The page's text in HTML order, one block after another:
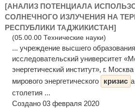
[АНАЛИЗ ПОТЕНЦИАЛА
СОЛНЕЧНОГО ИЗЛУЧЕНИЯ НА
РЕСПУБЛИКИ ТАДЖИКИСТАН]
(05.00.00 Технические науки)
... учреждение высшего
исследовательский университет
энергетический институт», г.
мирового энергетического
кризис
столетия ...
Создано 03 февраля 2020